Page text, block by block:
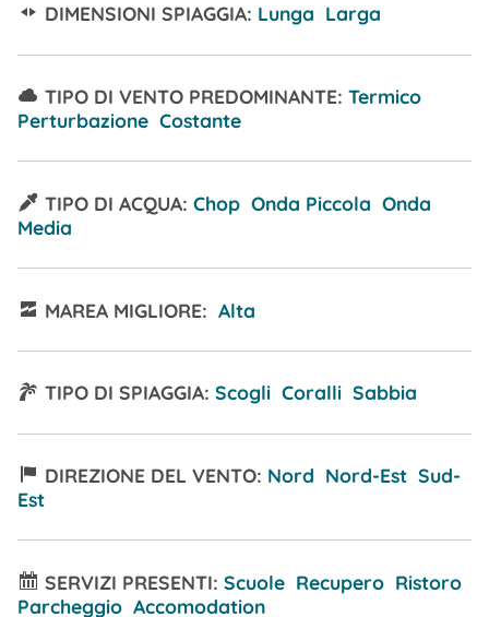
DIMENSIONI SPIAGGIA: Lunga Larga
TIPO DI VENTO PREDOMINANTE: Termico
Perturbazione Costante
TIPO DI ACQUA: Chop Onda Piccola Onda
Media
MAREA MIGLIORE: Alta
TIPO DI SPIAGGIA: Scogli Coralli Sabbia
DIREZIONE DEL VENTO: Nord Nord-Est Sud-
Est
SERVIZI PRESENTI: Scuole Recupero Ristoro
Parcheggio Accomodation